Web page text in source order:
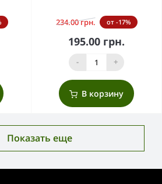
234.00 грн. от -17%
195.00 грн.
- +
В корзину
Показать еще